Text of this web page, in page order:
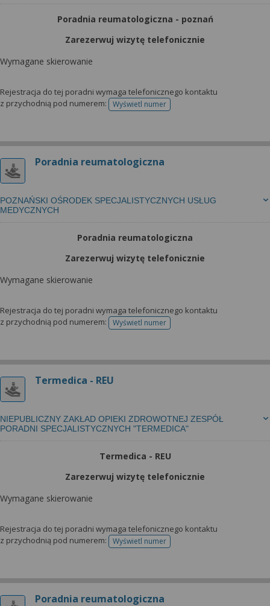
Poradnia reumatologiczna - poznań
Zarezerwuj wizytę telefonicznie
Wymagane skierowanie
Rejestracja do tej poradni wymaga telefonicznego kontaktu
z przychodnią pod numerem:
Wyświetl numertelefonu do rejestracji
Poradnia reumatologiczna
POZNAŃSKI OŚRODEK SPECJALISTYCZNYCH USŁUG
MEDYCZNYCH
Poradnia reumatologiczna
Zarezerwuj wizytę telefonicznie
Wymagane skierowanie
Rejestracja do tej poradni wymaga telefonicznego kontaktu
z przychodnią pod numerem:
Wyświetl numertelefonu do rejestracji
Termedica - REU
NIEPUBLICZNY ZAKŁAD OPIEKI ZDROWOTNEJ ZESPÓŁ
PORADNI SPECJALISTYCZNYCH "TERMEDICA"
Termedica - REU
Zarezerwuj wizytę telefonicznie
Wymagane skierowanie
Rejestracja do tej poradni wymaga telefonicznego kontaktu
z przychodnią pod numerem:
Wyświetl numertelefonu do rejestracji
Poradnia reumatologiczna